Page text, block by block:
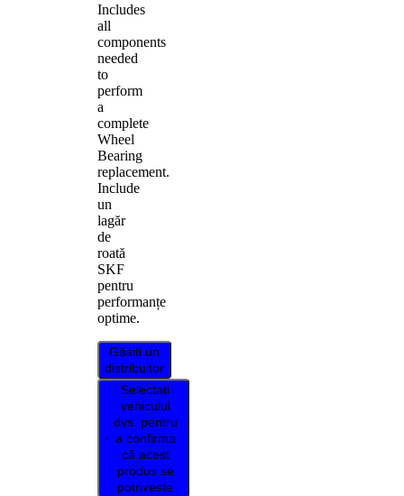
Includes
all
components
needed
to
perform
a
complete
Wheel
Bearing
replacement.
Include
un
lagăr
de
roată
SKF
pentru
performanțe
optime.
Găsiți un
distribuitor
Selectați
vehiculul
dvs. pentru
a confirma
că acest
produs se
potrivește